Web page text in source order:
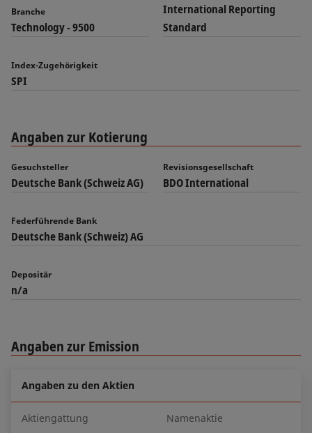
Branche
Technology - 9500
International Reporting
Standard
Index-Zugehörigkeit
SPI
Angaben zur Kotierung
Gesuchsteller
Deutsche Bank (Schweiz AG)
Revisionsgesellschaft
BDO International
Federführende Bank
Deutsche Bank (Schweiz) AG
Depositär
n/a
Angaben zur Emission
Angaben zu den Aktien
Aktiengattung Namenaktie